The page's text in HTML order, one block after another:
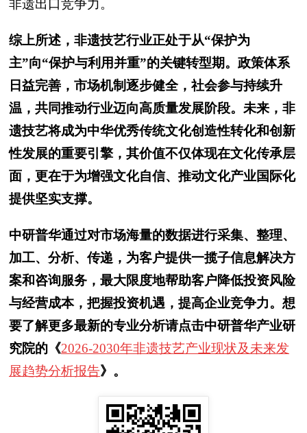
非遗出口竞争力。
综上所述，非遗技艺行业正处于从“保护为
主”向“保护与利用并重”的关键转型期。政策体系
日益完善，市场机制逐步健全，社会参与持续升
温，共同推动行业迈向高质量发展阶段。未来，非
遗技艺将成为中华优秀传统文化创造性转化和创新
性发展的重要引擎，其价值不仅体现在文化传承层
面，更在于为增强文化自信、推动文化产业国际化
提供坚实支撑。
中研普华通过对市场海量的数据进行采集、整理、
加工、分析、传递，为客户提供一揽子信息解决方
案和咨询服务，最大限度地帮助客户降低投资风险
与经营成本，把握投资机遇，提高企业竞争力。想
要了解更多最新的专业分析请点击中研普华产业研
究院的《2026-2030年非遗技艺产业现状及未来发
展趋势分析报告》。